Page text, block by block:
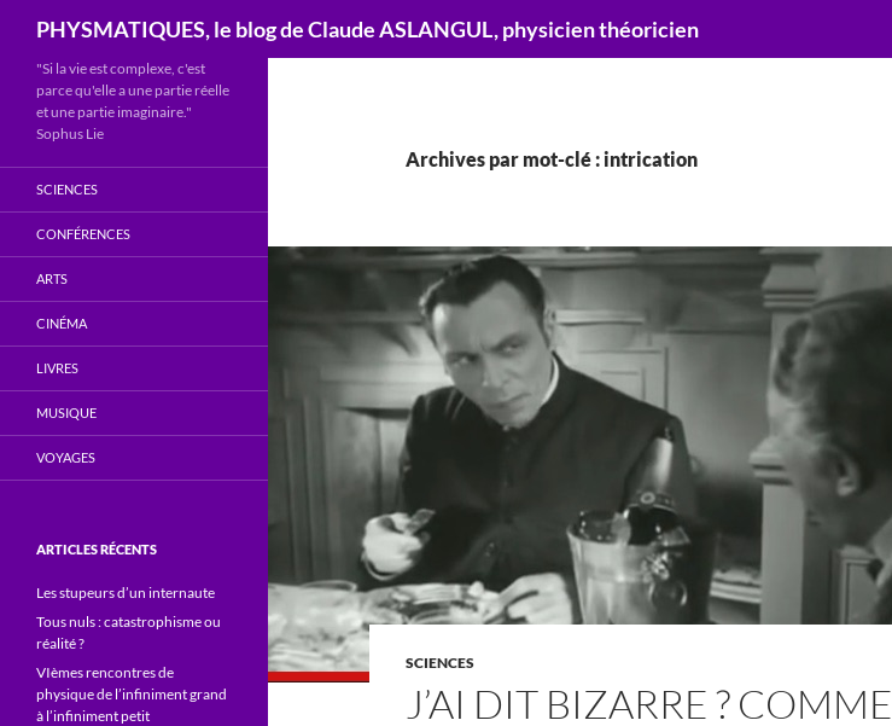
PHYSMATIQUES, le blog de Claude ASLANGUL, physicien théoricien
Archives par mot-clé : intrication
SCIENCES
J’AI DIT BIZARRE ? COMME
"Si la vie est complexe, c'est
parce qu'elle a une partie réelle
et une partie imaginaire."
Sophus Lie
SCIENCES
CONFÉRENCES
ARTS
CINÉMA
LIVRES
MUSIQUE
VOYAGES
ARTICLES RÉCENTS
Les stupeurs d’un internaute
Tous nuls : catastrophisme ou
réalité ?
VIèmes rencontres de
physique de l’infiniment grand
à l’infiniment petit